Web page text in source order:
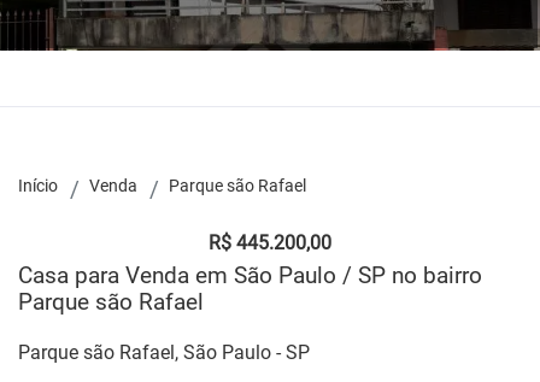
Início Venda Parque são Rafael
R$ 445.200,00
Casa para Venda em São Paulo / SP no bairro
Parque são Rafael
Parque são Rafael, São Paulo - SP